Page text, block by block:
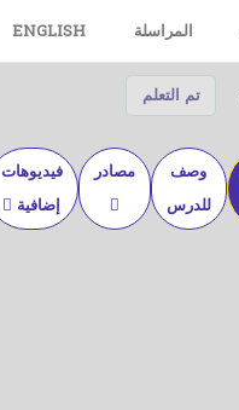
المراسلة ENGLISH
تم التعلم
وصف
للدرس
مصادر
فيديوهات
إضافية